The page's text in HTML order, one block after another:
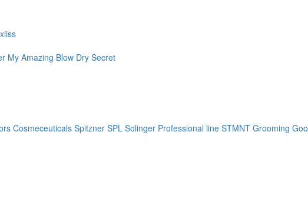
My Amazing Blow Dry Secret
Cosmeceuticals Spitzner SPL Solinger Professional line STMNT Grooming